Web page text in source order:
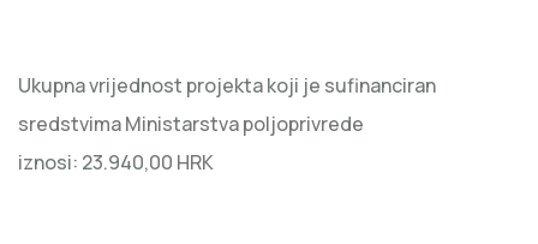
Ukupna vrijednost projekta koji je sufinanciran
sredstvima Ministarstva poljoprivrede
iznosi: 23.940,00 HRK